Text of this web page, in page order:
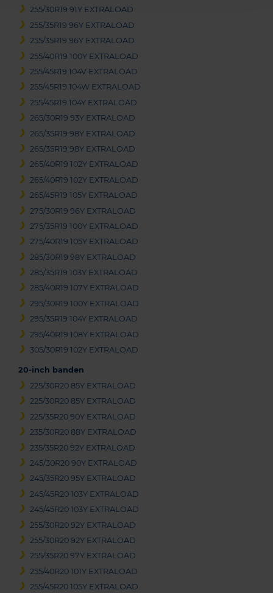
255/30R19 91Y EXTRALOAD
255/35R19 96Y EXTRALOAD
255/35R19 96Y EXTRALOAD
255/40R19 100Y EXTRALOAD
255/45R19 104V EXTRALOAD
255/45R19 104W EXTRALOAD
255/45R19 104Y EXTRALOAD
265/30R19 93Y EXTRALOAD
265/35R19 98Y EXTRALOAD
265/35R19 98Y EXTRALOAD
265/40R19 102Y EXTRALOAD
265/40R19 102Y EXTRALOAD
265/45R19 105Y EXTRALOAD
275/30R19 96Y EXTRALOAD
275/35R19 100Y EXTRALOAD
275/40R19 105Y EXTRALOAD
285/30R19 98Y EXTRALOAD
285/35R19 103Y EXTRALOAD
285/40R19 107Y EXTRALOAD
295/30R19 100Y EXTRALOAD
295/35R19 104Y EXTRALOAD
295/40R19 108Y EXTRALOAD
305/30R19 102Y EXTRALOAD
20-inch banden
225/30R20 85Y EXTRALOAD
225/30R20 85Y EXTRALOAD
225/35R20 90Y EXTRALOAD
235/30R20 88Y EXTRALOAD
235/35R20 92Y EXTRALOAD
245/30R20 90Y EXTRALOAD
245/35R20 95Y EXTRALOAD
245/45R20 103Y EXTRALOAD
245/45R20 103Y EXTRALOAD
255/30R20 92Y EXTRALOAD
255/30R20 92Y EXTRALOAD
255/35R20 97Y EXTRALOAD
255/40R20 101Y EXTRALOAD
255/45R20 105Y EXTRALOAD